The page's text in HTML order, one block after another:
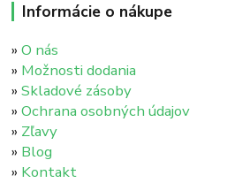
Informácie o nákupe
»O nás
» Možnosti dodania
»Skladové zásoby
»Ochrana osobných údajov
» Zľavy
» Blog
» Kontakt